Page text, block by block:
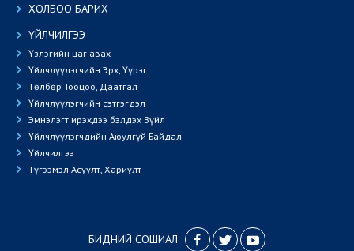
ХОЛБОО БАРИХ
ҮЙЛЧИЛГЭЭ
Үзлэгийн цаг авах
Үйлчлүүлэгчийн Эрх, Үүрэг
Төлбөр Тооцоо, Даатгал
Үйлчлүүлэгчийн сэтгэгдэл
Эмнэлэгт ирэхдээ бэлдэх Зүйл
Үйлчлүүлэгчдийн Аюулгүй Байдал
Үйлчилгээ
Түгээмэл Асуулт, Хариулт
БИДНИЙ СОШИАЛ